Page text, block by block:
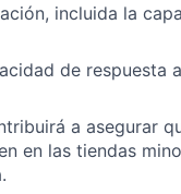
incluida la
de respuesta
a asegurar
en las tiendas